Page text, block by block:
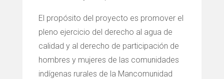
El propósito del proyecto es promover el
pleno ejercicio del derecho al agua de
calidad y al derecho de participación de
hombres y mujeres de las comunidades
indígenas rurales de la Mancomunidad